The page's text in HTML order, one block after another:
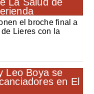
el broche final a
Lieres con la